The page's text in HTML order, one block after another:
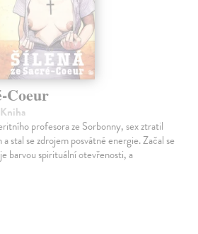
Coeur
profesora ze Sorbonny, sex ztratil
stal se zdrojem posvátné energie. Začal se
barvou spirituální otevřenosti, a